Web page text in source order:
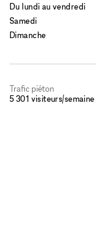
Du lundi au vendredi
Samedi
Dimanche
Trafic piéton
5 301 visiteurs/semaine